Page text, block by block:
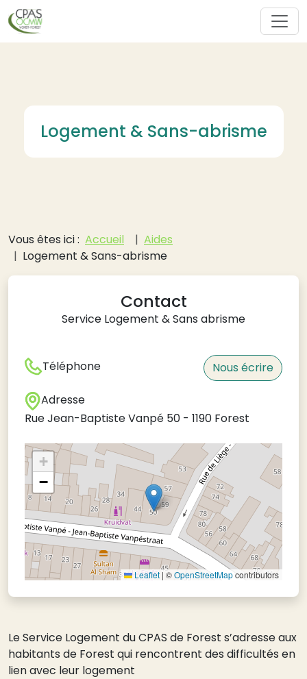
Aller au contenu principal
Logement & Sans-abrisme
Fil d'Ariane
Vous êtes ici : Accueil
Aides
Logement & Sans-abrisme
Le Service Logement du CPAS de Forest s’adresse aux
habitants de Forest qui rencontrent des difficultés en
lien avec leur logement
Contact
Service Logement & Sans abrisme
Téléphone Nous écrire
Adresse
Rue Jean-Baptiste Vanpé 50 - 1190 Forest
+
−
Leaflet | ©OpenStreetMapcontributors